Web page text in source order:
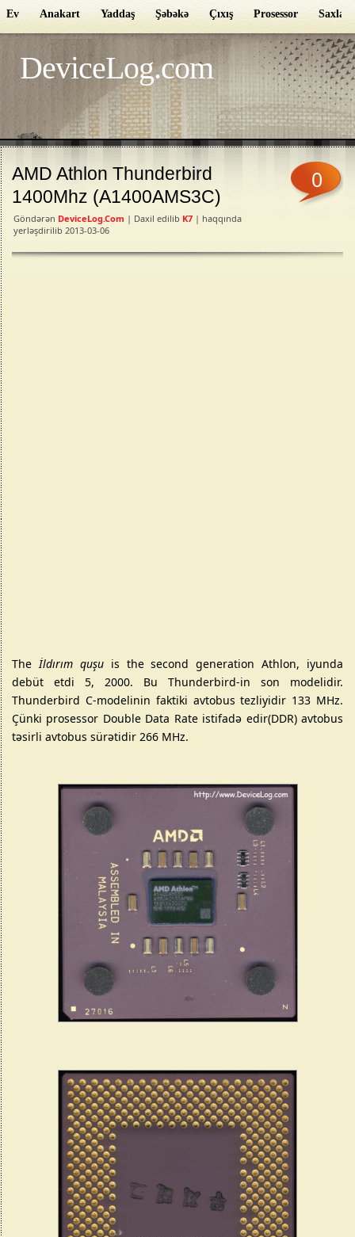
Ev Anakart Yaddaş Şəbəkə Çıxış Prosessor
DeviceLog.com
AMD Athlon Thunderbird
1400Mhz (A1400AMS3C)
Göndərən DeviceLog.com | Daxil edilib K7 | haqqında
yerləşdirilib 2013-03-06
0
Theİldırım quşu is the second generation Athlon, iyunda
debüt etdi 5, 2000. Bu Thunderbird-in son modelidir.
Thunderbird C-modelinin faktiki avtobus tezliyidir 133 MHz.
Çünki prosessor Double Data Rate istifadə edir(DDR) avtobus
təsirli avtobus sürətidir 266 MHz.